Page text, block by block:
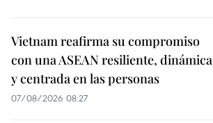
Vietnam reafirma su compromiso
con una ASEAN resiliente, dinámica
y centrada en las personas
07/08/2026 08:27